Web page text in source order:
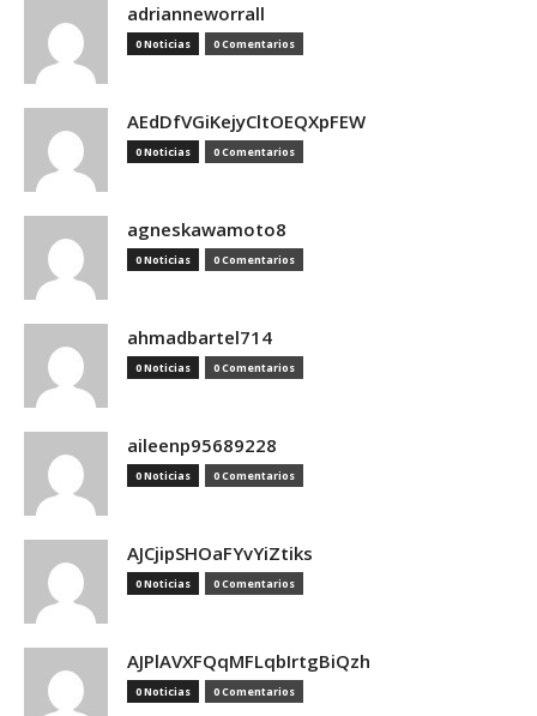
adrianneworrall
0 Noticias 0 Comentarios
AEdDfVGiKejyCltOEQXpFEW
0 Noticias 0 Comentarios
agneskawamoto8
0 Noticias 0 Comentarios
ahmadbartel714
0 Noticias 0 Comentarios
aileenp95689228
0 Noticias 0 Comentarios
AJCjipSHOaFYvYiZtiks
0 Noticias 0 Comentarios
AJPlAVXFQqMFLqbIrtgBiQzh
0 Noticias 0 Comentarios